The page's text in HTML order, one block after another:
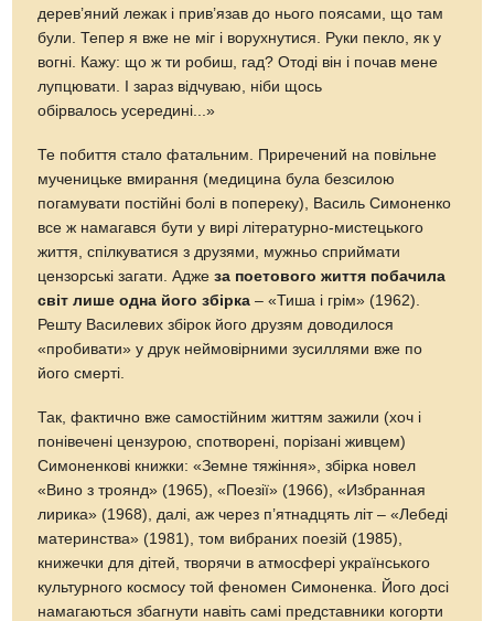
дерев’яний лежак і прив’язав до нього поясами, що там
були. Тепер я вже не міг і ворухнутися. Руки пекло, як у
вогні. Кажу: що ж ти робиш, гад? Отоді він і почав мене
лупцювати. І зараз відчуваю, ніби щось
обірвалось усередині...»
Те побиття стало фатальним. Приречений на повільне
мученицьке вмирання (медицина була безсилою
погамувати постійні болі в попереку), Василь Симоненко
все ж намагався бути у вирі літературно-мистецького
життя, спілкуватися з друзями, мужньо сприймати
цензорські загати. Аджеза поетового життя побачила
світ лише одна його збірка – «Тиша і грім» (1962).
Решту Василевих збірок його друзям доводилося
«пробивати» у друк неймовірними зусиллями вже по
його смерті.
Так, фактично вже самостійним життям зажили (хоч і
понівечені цензурою, спотворені, порізані живцем)
Симоненкові книжки: «Земне тяжіння», збірка новел
«Вино з троянд» (1965), «Поезії» (1966), «Избранная
лирика» (1968), далі, аж через п’ятнадцять літ – «Лебеді
материнства» (1981), том вибраних поезій (1985),
книжечки для дітей, творячи в атмосфері українського
культурного космосу той феномен Симоненка. Його досі
намагаються збагнути навіть самі представники когорти